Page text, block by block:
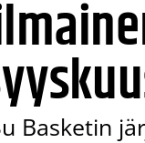
Basketin